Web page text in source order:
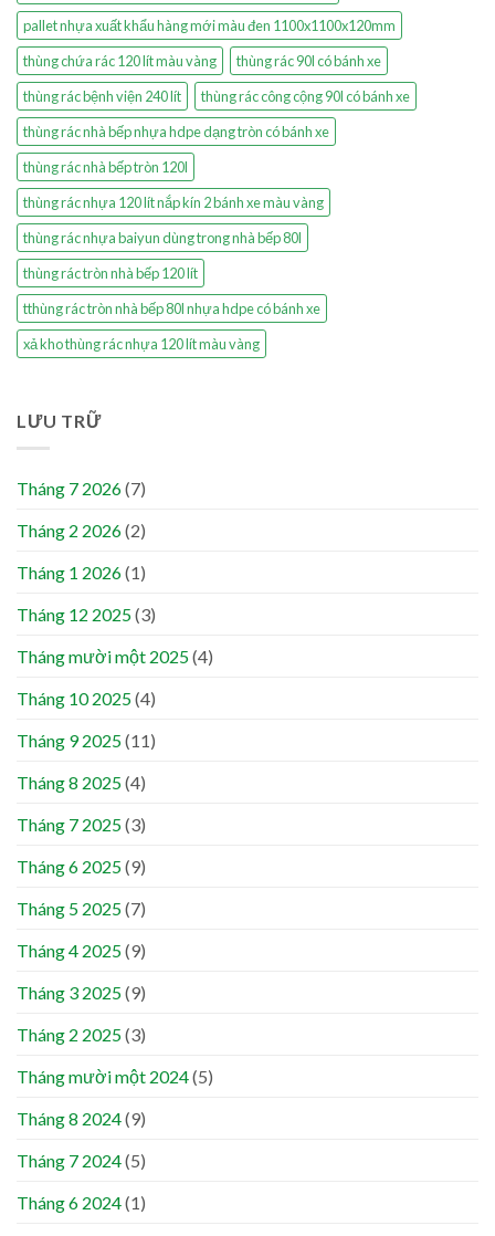
pallet nhựa xuất khẩu hàng mới màu đen 1100x1100x120mm
thùng chứa rác 120 lít màu vàng
thùng rác 90l có bánh xe
thùng rác bệnh viện 240 lít
thùng rác công cộng 90l có bánh xe
thùng rác nhà bếp nhựa hdpe dạng tròn có bánh xe
thùng rác nhà bếp tròn 120l
thùng rác nhựa 120 lít nắp kín 2 bánh xe màu vàng
thùng rác nhựa baiyun dùng trong nhà bếp 80l
thùng rác tròn nhà bếp 120 lít
tthùng rác tròn nhà bếp 80l nhựa hdpe có bánh xe
xả kho thùng rác nhựa 120 lít màu vàng
LƯU TRỮ
Tháng 7 2026(7)
Tháng 2 2026(2)
Tháng 1 2026(1)
Tháng 12 2025(3)
Tháng mười một 2025(4)
Tháng 10 2025(4)
Tháng 9 2025(11)
Tháng 8 2025(4)
Tháng 7 2025(3)
Tháng 6 2025(9)
Tháng 5 2025(7)
Tháng 4 2025(9)
Tháng 3 2025(9)
Tháng 2 2025(3)
Tháng mười một 2024(5)
Tháng 8 2024(9)
Tháng 7 2024(5)
Tháng 6 2024(1)